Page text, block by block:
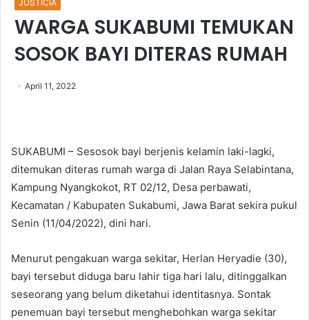
JUSTICIA
WARGA SUKABUMI TEMUKAN
SOSOK BAYI DITERAS RUMAH
April 11, 2022
SUKABUMI – Sesosok bayi berjenis kelamin laki-lagki,
ditemukan diteras rumah warga di Jalan Raya Selabintana,
Kampung Nyangkokot, RT 02/12, Desa perbawati,
Kecamatan / Kabupaten Sukabumi, Jawa Barat sekira pukul
Senin (11/04/2022), dini hari.
Menurut pengakuan warga sekitar, Herlan Heryadie (30),
bayi tersebut diduga baru lahir tiga hari lalu, ditinggalkan
seseorang yang belum diketahui identitasnya. Sontak
penemuan bayi tersebut menghebohkan warga sekitar